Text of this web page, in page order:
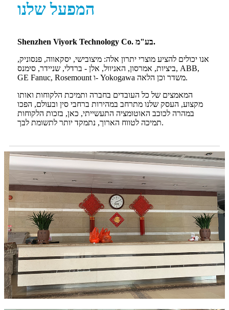
המפעל שלנו
Shenzhen Viyork Technology Co. בע"מ.
אנו יכולים להציע מוצרי יתרון אלה: מיצובישי, יסקאווה, פנסוניק,
ביציות, אמרסון, האניוול, אלן - ברדלי, שניידר, סימנס, ABB,
GE Fanuc, Rosemount ו- Yokogawa משדר וכן הלאה.
המאמצים של כל העובדים בחברה ותמיכת הלקוחות ואותו
מקצוע, העסק שלנו מתרחב במהירות ברחבי סין ובעולם, הפכו
במהרה לכוכב האוטומציה התעשייתי, כאן, בזכות הלקוחות
תמיכה לטווח הארוך, נתמקד יותר לתשומת לבך.